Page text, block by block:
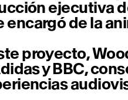
ejecutiva
encargó de la
proyecto,
y BBC,